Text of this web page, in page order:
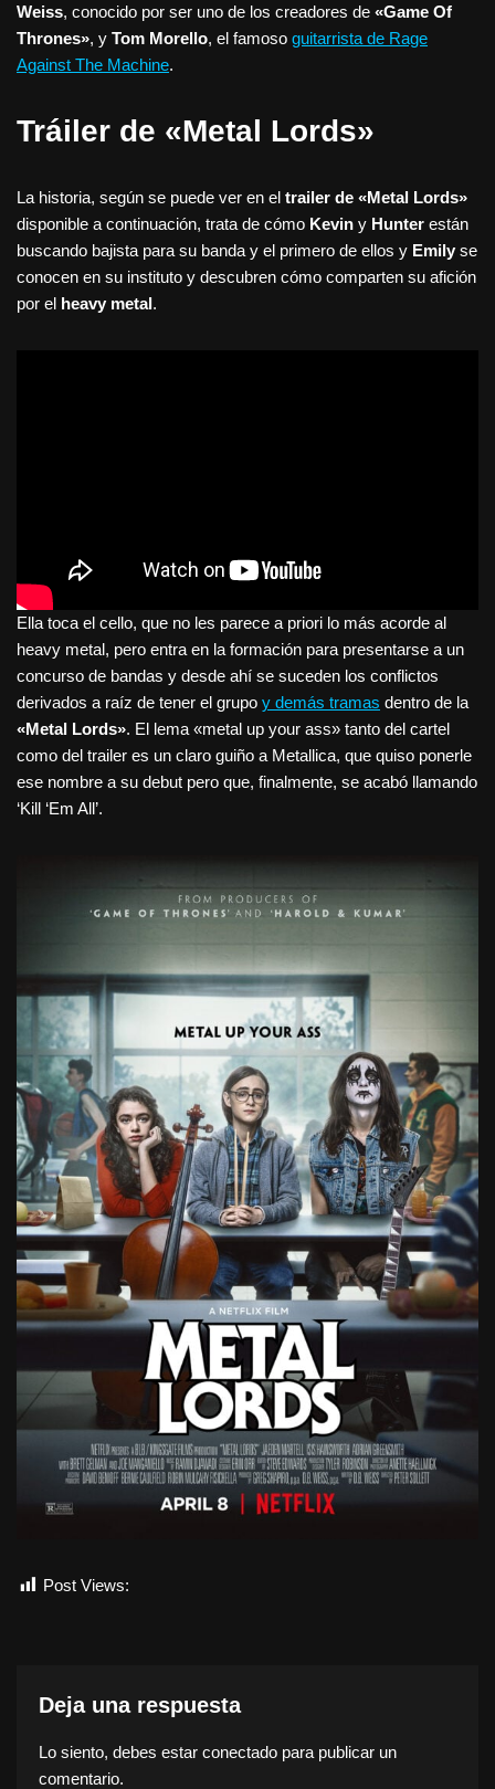
Weiss, conocido por ser uno de los creadores de «Game Of
Thrones», y Tom Morello, el famoso guitarrista de Rage
Against The Machine.
Tráiler de «Metal Lords»
La historia, según se puede ver en el trailer de «Metal Lords»
disponible a continuación, trata de cómo Kevin y Hunter están
buscando bajista para su banda y el primero de ellos y Emily se
conocen en su instituto y descubren cómo comparten su afición
por el heavy metal.
Ella toca el cello, que no les parece a priori lo más acorde al
heavy metal, pero entra en la formación para presentarse a un
concurso de bandas y desde ahí se suceden los conflictos
derivados a raíz de tener el grupo y demás tramas dentro de la
«Metal Lords». El lema «metal up your ass» tanto del cartel
como del trailer es un claro guiño a Metallica, que quiso ponerle
ese nombre a su debut pero que, finalmente, se acabó llamando
‘Kill ‘Em All’.
Post Views:
Deja una respuesta
Lo siento, debes estar conectado para publicar un
comentario.